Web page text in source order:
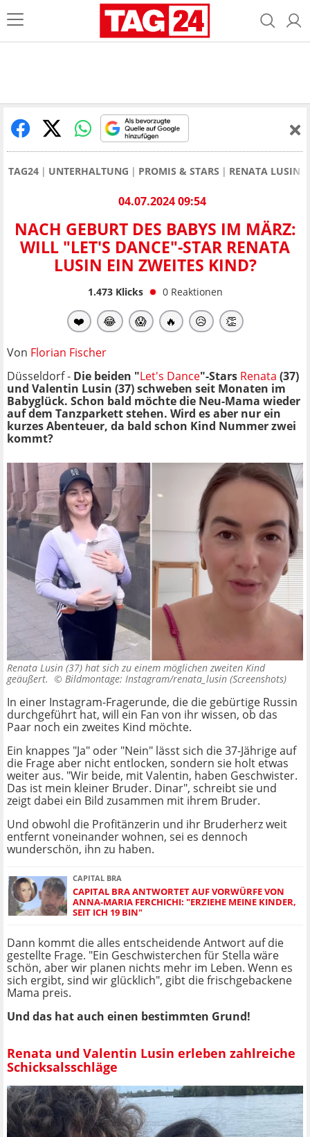
TAG24 UNTERHALTUNG PROMIS & STARS RENATA LUSIN
04.07.2024 09:54
NACH GEBURT DES BABYS IM MÄRZ:
WILL "LET'S DANCE"-STAR RENATA
LUSIN EIN ZWEITES KIND?
1.473Klicks 0 Reaktionen
❤️ 😂 😱 🔥 😥 👏
Von Florian Fischer
Düsseldorf - Die beiden "Let's Dance"-Stars Renata (37)
und Valentin Lusin (37) schweben seit Monaten im
Babyglück. Schon bald möchte die Neu-Mama wieder
auf dem Tanzparkett stehen. Wird es aber nur ein
kurzes Abenteuer, da bald schon Kind Nummer zwei
kommt?
Renata Lusin (37) hat sich zu einem möglichen zweiten Kind
geäußert. © Bildmontage: Instagram/renata_lusin (Screenshots)
In einer Instagram-Fragerunde, die die gebürtige Russin
durchgeführt hat, will ein Fan von ihr wissen, ob das
Paar noch ein zweites Kind möchte.
Ein knappes "Ja" oder "Nein" lässt sich die 37-Jährige auf
die Frage aber nicht entlocken, sondern sie holt etwas
weiter aus. "Wir beide, mit Valentin, haben Geschwister.
Das ist mein kleiner Bruder. Dinar", schreibt sie und
zeigt dabei ein Bild zusammen mit ihrem Bruder.
Und obwohl die Profitänzerin und ihr Bruderherz weit
entfernt voneinander wohnen, sei es dennoch
wunderschön, ihn zu haben.
CAPITAL BRA
CAPITAL BRA ANTWORTET AUF VORWÜRFE VON
ANNA-MARIA FERCHICHI: "ERZIEHE MEINE KINDER,
SEIT ICH 19 BIN"
Dann kommt die alles entscheidende Antwort auf die
gestellte Frage. "Ein Geschwisterchen für Stella wäre
schön, aber wir planen nichts mehr im Leben. Wenn es
sich ergibt, sind wir glücklich", gibt die frischgebackene
Mama preis.
Und das hat auch einen bestimmten Grund!
Renata und Valentin Lusin erleben zahlreiche
Schicksalsschläge